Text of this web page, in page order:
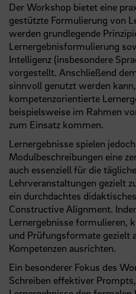
Der Workshop bietet eine
gestützte Formulierung von
werden grundlegende
Lernergebnisformulierung
Intelligenz (insbesondere
vorgestellt. Anschließend
sinnvoll genutzt werden
kompetenzorientierte
beispielsweise im Rahmen
zum Einsatz kommen.
Lernergebnisse spielen
Modulbeschreibungen eine
auch essenziell für die
Lehrveranstaltungen gezielt
ein durchdachtes
Constructive Alignment.
Lernergebnisse formulieren,
und Prüfungsformate gezielt
Kompetenzen ausrichten.
Ein besonderer Fokus des
Schreiben effektiver